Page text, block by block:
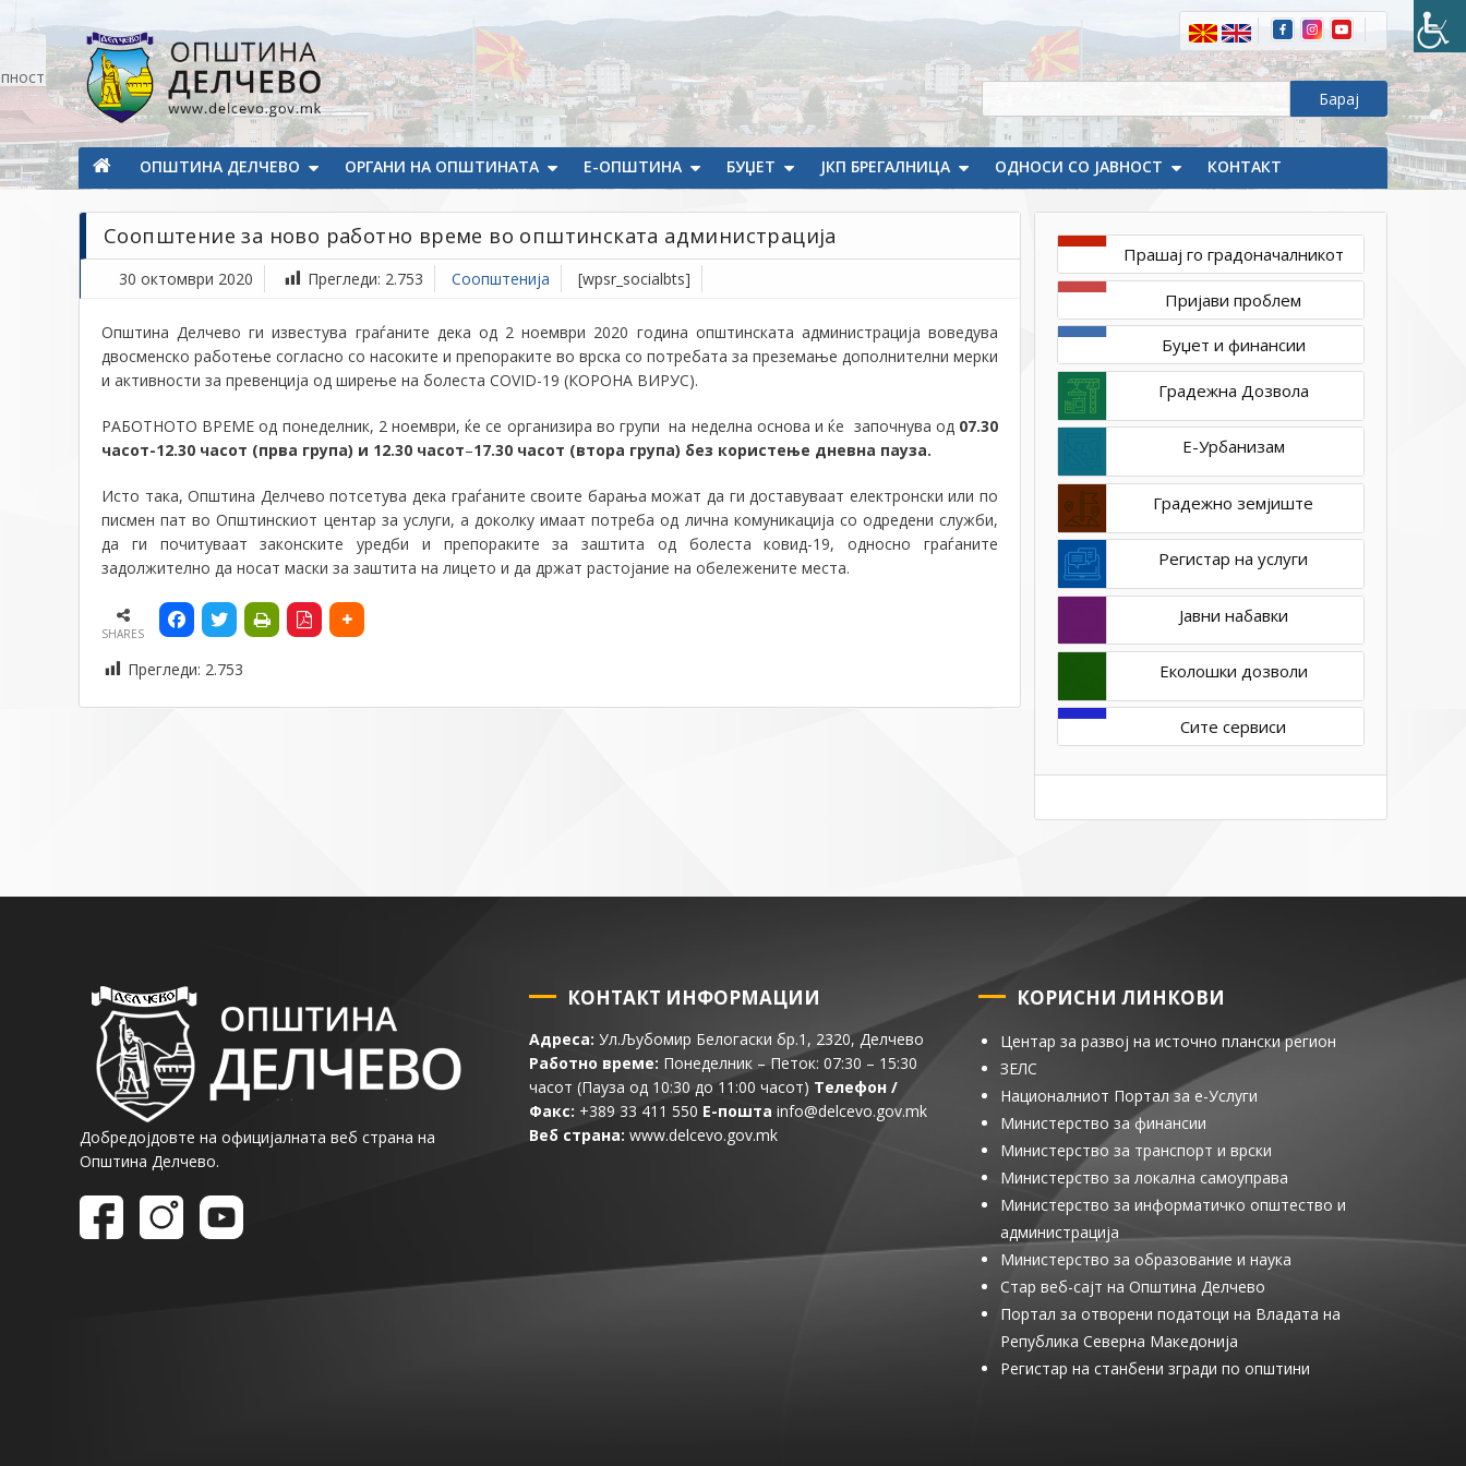
Општина Делчево
Општина Делчево
ОПШТИНА ДЕЛЧЕВО ОРГАНИ НА ОПШТИНАТА Е-ОПШТИНА БУЏЕТ ЈКП БРЕГАЛНИЦА ОДНОСИ СО ЈАВНОСТ КОНТАКТ
Соопштение за ново работно време во општинската администрација
30 октомври 2020 Прегледи: 2.753 Соопштенија [wpsr_socialbts]
1ТП1
Соопштение
за
работно
време
во
општинската
администрација
Општина Делчево ги известува граѓаните дека од 2 ноември 2020 година општинската администрација воведува
двосменско работење согласно со насоките и препораките во врска со потребата за преземање дополнителни мерки
и активности за превенција од ширење на болеста COVID-19 (КОРОНА ВИРУС).
РАБОТНОТО ВРЕМЕ од понеделник, 2 ноември, ќе се организира во групи на неделна основа и ќе започнува од 07.30
часот-12.30 часот (прва група) и 12.30 часот–17.30 часот (втора група) без користење дневна пауза.
Исто така, Општина Делчево потсетува дека граѓаните своите барања можат да ги доставуваат електронски или по
писмен пат во Општинскиот центар за услуги, а доколку имаат потреба од лична комуникација со одредени служби,
да ги почитуваат законските уредби и препораките за заштита од болеста ковид-19, односно граѓаните
задолжително да носат маски за заштита на лицето и да држат растојание на обележените места.
SHARES
Прегледи: 2.753
Прашај го градоначалникот
Пријави проблем
Буџет и финансии
Градежна Дозвола
Е-Урбанизам
Градежно земјиште
Регистар на услуги
Јавни набавки
Еколошки дозволи
Сите сервиси
Добредојдовте на официјалната веб страна на
Општина Делчево.
КОНТАКТ ИНФОРМАЦИИ
Адреса: Ул.Љубомир Белогаски бр.1, 2320, Делчево
Работно време: Понеделник – Петок: 07:30 – 15:30
часот (Пауза од 10:30 до 11:00 часот) Телефон /
Факс: +389 33 411 550 Е-пошта info@delcevo.gov.mk
Веб страна: www.delcevo.gov.mk
КОРИСНИ ЛИНКОВИ
Центар за развој на источно плански регион
ЗЕЛС
Националниот Портал за е-Услуги
Министерство за финансии
Министерство за транспорт и врски
Министерство за локална самоуправа
Министерство за информатичко општество и
администрација
Министерство за образование и наука
Стар веб-сајт на Општина Делчево
Портал за отворени податоци на Владата на
Република Северна Македонија
Регистар на станбени згради по општини